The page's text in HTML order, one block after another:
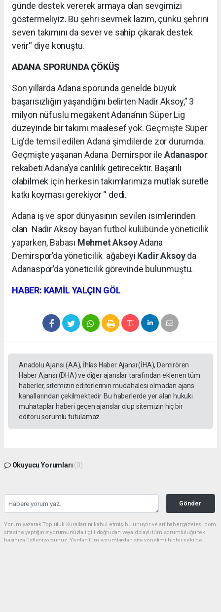
günde destek vererek armaya olan sevgimizi
göstermeliyiz. Bu şehri sevmek lazım, çünkü şehrini
seven takımını da sever ve sahip çıkarak destek
verir“ diye konuştu.
ADANA SPORUNDA ÇÖKÜŞ
Son yıllarda Adana sporunda genelde büyük
başarısızlığın yaşandığını belirten Nadir Aksoy,” 3
milyon nüfuslu megakent Adana’nın Süper Lig
düzeyinde bir takımı maalesef yok. Geçmişte Süper
Lig'de temsil edilen Adana şimdilerde zor durumda.
Geçmişte yaşanan Adana Demirspor ile Adanaspor
rekabeti Adana’ya canlılık getirecektir. Başarılı
olabilmek için herkesin takımlarımıza mutlak suretle
katkı koyması gerekiyor “ dedi.
Adana iş ve spor dünyasının sevilen isimlerinden
olan Nadir Aksoy bayan futbol kulübünde yöneticilik
yaparken, Babası Mehmet AksoyAdana
Demirspor’da yöneticilik ağabeyi Kadir Aksoyda
Adanaspor’da yöneticilik görevinde bulunmuştu.
HABER: KAMİL YALÇIN GÖL
Anadolu Ajansı (AA), İhlas Haber Ajansı (İHA), Demirören
Haber Ajansı (DHA) ve diğer ajanslar tarafından eklenen tüm
haberler, sitemizin editörlerinin müdahalesi olmadan ajans
kanallarından çekilmektedir. Bu haberlerde yer alan hukuki
muhataplar haberi geçen ajanslar olup sitemizin hiç bir
editörü sorumlu tutulamaz...
Okuyucu Yorumları (0)
Gönder
Yorum yazarak Topluluk Kuralları’nı kabul etmiş bulunuyor ve artihabergazetesi.com
sitesine yaptığınız yorumunuzla ilgili doğrudan veya dolaylı tüm sorumluluğu tek
başınıza üstleniyorsunuz. Yazılan tüm yorumlardan site yönetimi hiçbir şekilde